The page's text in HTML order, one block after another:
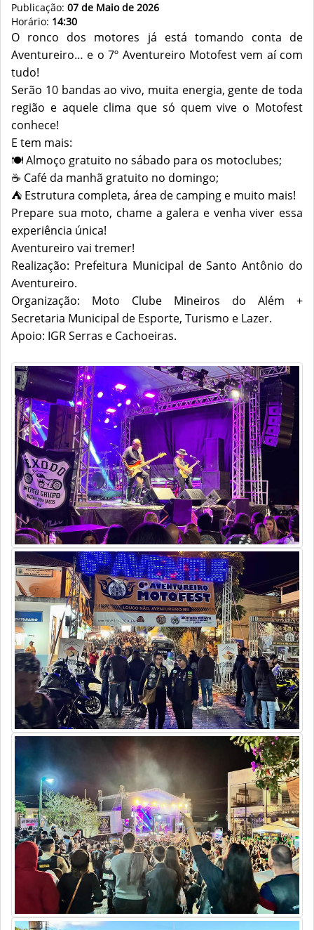
Publicação: 07 de Maio de 2026
Horário: 14:30
O ronco dos motores já está tomando conta de
Aventureiro… e o 7º Aventureiro Motofest vem aí com
tudo!
Serão 10 bandas ao vivo, muita energia, gente de toda
região e aquele clima que só quem vive o Motofest
conhece!
E tem mais:
🍽️ Almoço gratuito no sábado para os motoclubes;
☕ Café da manhã gratuito no domingo;
⛺ Estrutura completa, área de camping e muito mais!
Prepare sua moto, chame a galera e venha viver essa
experiência única!
Aventureiro vai tremer!
Realização: Prefeitura Municipal de Santo Antônio do
Aventureiro.
Organização: Moto Clube Mineiros do Além +
Secretaria Municipal de Esporte, Turismo e Lazer.
Apoio: IGR Serras e Cachoeiras.